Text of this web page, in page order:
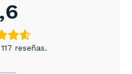
reseñas.